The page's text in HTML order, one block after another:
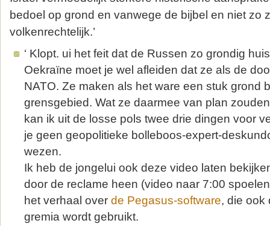
bedoel op grond en vanwege de bijbel en niet zo
volkenrechtelijk.’
‘ Klopt. ui het feit dat de Russen zo grondig
Oekraïne moet je wel afleiden dat ze als de
NATO. Ze maken als het ware een stuk grond
grensgebied. Wat ze daarmee van plan
kan ik uit de losse pols twee drie dingen voor
je geen geopolitieke bolleboos-expert-
wezen.
Ik heb de jongelui ook deze video laten
door de reclame heen (video naar 7:00
het verhaal over de Pegasus-software, die ook
gremia wordt gebruikt.